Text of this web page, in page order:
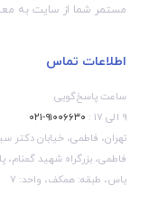
مستمر شما از سایت به
اطلاعات تماس
ساعت پاسخ‌گویی
۹ الی ۱۷ :
۹۱۰۰۶۶۳۰-۰۲۱
تهران، فاطمی، خیابان دکتر
یاس، طبقه: همکف، واحد: 7